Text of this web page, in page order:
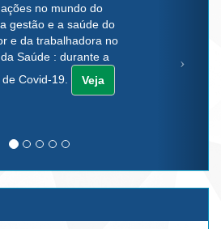
no mundo do
gestão e a saúde do
e da trabalhadora no
Saúde : durante a
Covid-19.
Veja